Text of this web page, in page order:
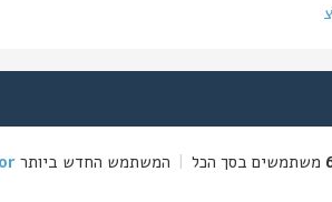
משתמשים בסך הכל | המשתמש החדש ביותר